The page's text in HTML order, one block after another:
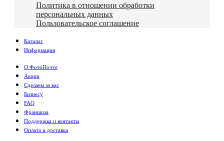
Политика в отношении обработки
персональных данных
Пользовательское соглашение
Каталог
Информация
О ФотоПочте
Акции
Сделаем за вас
Бизнесу
FAQ
Франшиза
Поддержка и контакты
Оплата и доставка